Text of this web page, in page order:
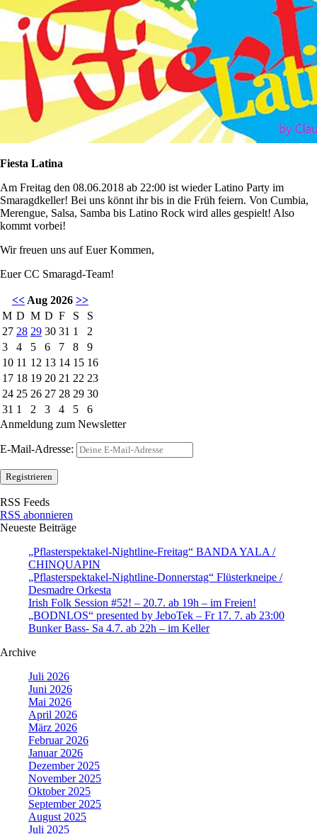
Fiesta Latina
Am Freitag den 08.06.2018 ab 22:00 ist wieder Latino Party im
Smaragdkeller! Bei uns könnt ihr bis in die Früh feiern. Von Cumbia,
Merengue, Salsa, Samba bis Latino Rock wird alles gespielt! Also
kommt vorbei!
Wir freuen uns auf Euer Kommen,
Euer CC Smaragd-Team!
<< Aug 2026 >>
M D M D F S
S
27 28 29 30 31 1
2
3
4 5 6 7 8
9
10 11 12 13 14 15 16
17 18 19 20 21 22 23
24 25 26 27 28 29 30
31 1 2 3 4 5
6
Anmeldung zum Newsletter
E-Mail-Adresse:
RSS Feeds
RSS abonnieren
Neueste Beiträge
„Pflasterspektakel-Nightline-Freitag“ BANDA YALA /
CHINQUAPIN
„Pflasterspektakel-Nightline-Donnerstag“ Flüsterkneipe /
Desmadre Orkesta
Irish Folk Session #52! – 20.7. ab 19h – im Freien!
„BODNLOS“ presented by JeboTek – Fr 17. 7. ab 23:00
Bunker Bass- Sa 4.7. ab 22h – im Keller
Archive
Juli 2026
Juni 2026
Mai 2026
April 2026
März 2026
Februar 2026
Januar 2026
Dezember 2025
November 2025
Oktober 2025
September 2025
August 2025
Juli 2025